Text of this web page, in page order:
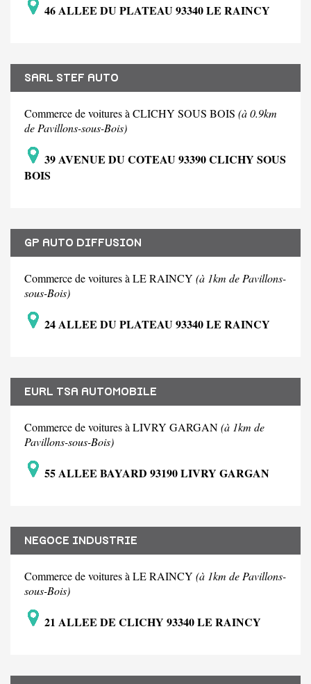
46 ALLEE DU PLATEAU 93340 LE RAINCY
SARL STEF AUTO
Commerce de voitures à CLICHY SOUS BOIS (à 0.9km
de Pavillons-sous-Bois)
39 AVENUE DU COTEAU 93390 CLICHY SOUS
BOIS
GP AUTO DIFFUSION
Commerce de voitures à LE RAINCY (à 1km de Pavillons-
sous-Bois)
24 ALLEE DU PLATEAU 93340 LE RAINCY
EURL TSA AUTOMOBILE
Commerce de voitures à LIVRY GARGAN(à 1km de
Pavillons-sous-Bois)
55 ALLEE BAYARD 93190 LIVRY GARGAN
NEGOCE INDUSTRIE
Commerce de voitures à LE RAINCY (à 1km de Pavillons-
sous-Bois)
21 ALLEE DE CLICHY 93340 LE RAINCY